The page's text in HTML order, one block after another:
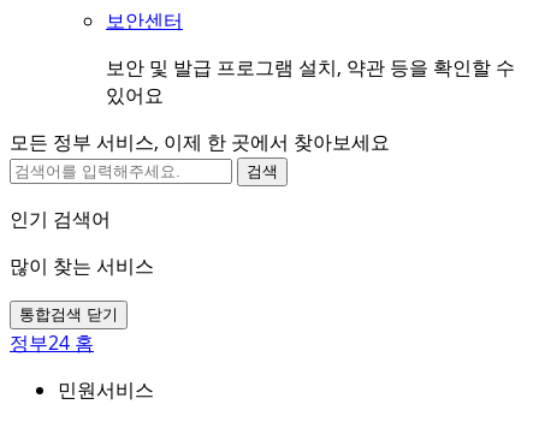
보안센터
보안 및 발급 프로그램 설치, 약관 등을 확인할 수
있어요
모든 정부 서비스, 이제 한 곳에서 찾아보세요
검색
인기 검색어
많이 찾는 서비스
통합검색 닫기
정부24 홈
민원서비스